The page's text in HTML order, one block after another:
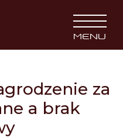
TRUST
MENU
za
a brak